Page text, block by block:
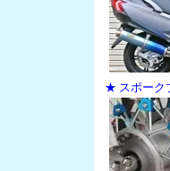
★ スポーク